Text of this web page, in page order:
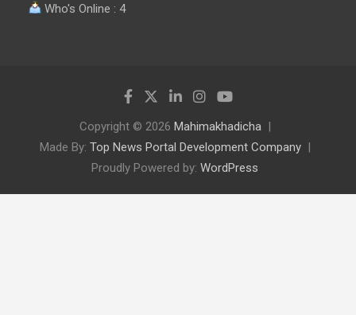
Who's Online : 4
Copyright © 2026 Mahimakhadicha
Made By: Top News Portal Development Company
Proudly Powered by: WordPress